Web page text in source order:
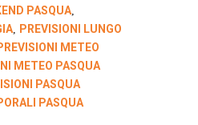
PASQUA
PREVISIONI LUNGO
METEO
METEO PASQUA
PASQUA
PASQUA